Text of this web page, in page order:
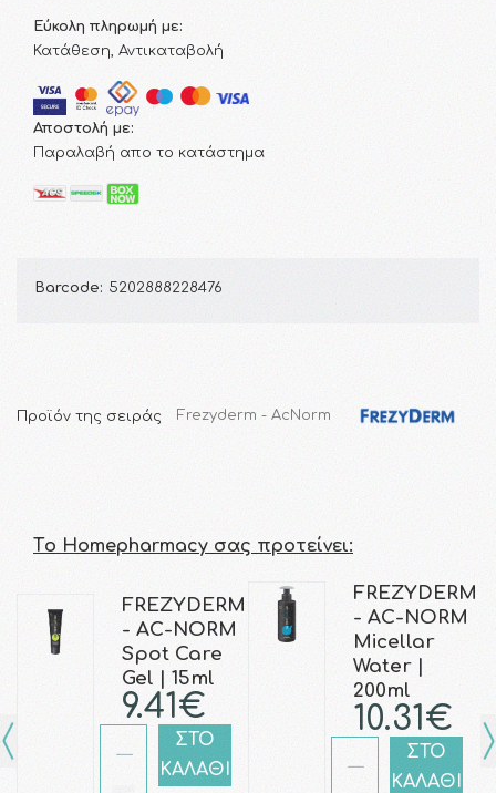
Εύκολη πληρωμή με:
Κατάθεση, Αντικαταβολή
Αποστολή με:
Παραλαβή απο το κατάστημα
Barcode: 5202888228476
Προϊόν της σειράς Frezyderm - AcNorm
Τo Homepharmacy σας προτείνει:
FREZYDERM
- AC-NORM
Spot Care
Gel | 15ml
9.41€
ΣΤΟ
ΚΑΛΑΘΙ
FREZYDERM
- AC-NORM
Micellar
Water |
200ml
10.31€
ΣΤΟ
ΚΑΛΑΘΙ